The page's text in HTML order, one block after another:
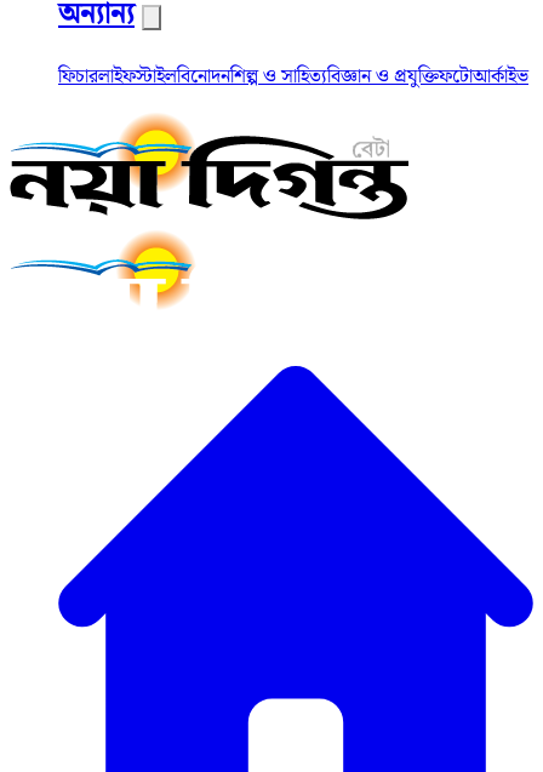
অন্যান্য
ফিচারলাইফস্টাইলবিনোদনশিল্প ও সাহিত্যবিজ্ঞান ও প্রযুক্তিফটোআর্কাইভ